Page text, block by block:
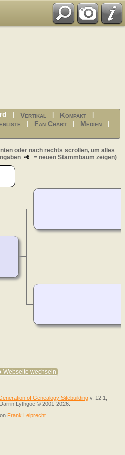
|Vertikal Kompakt
Fan Chart Medien
oder nach rechts scrollen, um alles
= neuen Stammbaum zeigen)
Webseite wechseln
of Genealogy Sitebuilding v. 12.1,
Lythgoe © 2001-2026.
Frank Leiprecht.